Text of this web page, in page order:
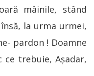
mâinile, stând
la urma urmei,
pardon ! Doamne
ce trebuie, Așadar,